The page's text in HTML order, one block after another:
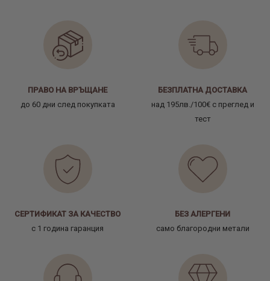
ПРАВО НА ВРЪЩАНЕ
до 60 дни след покупката
БЕЗПЛАТНА ДОСТАВКА
над 195лв./100€ с преглед и
тест
СЕРТИФИКАТ ЗА КАЧЕСТВО
с 1 година гаранция
БЕЗ АЛЕРГЕНИ
само благородни метали